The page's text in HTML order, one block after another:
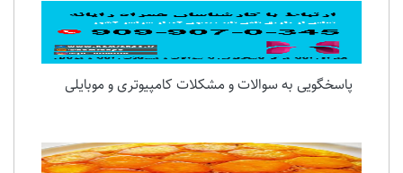
پاسخگویی به سوالات و مشکلات کامپیوتری و موبایلی